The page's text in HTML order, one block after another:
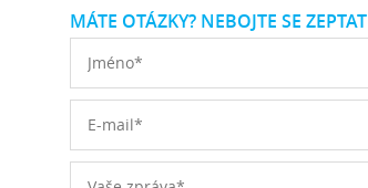
MÁTE OTÁZKY? NEBOJTE SE ZEPTAT